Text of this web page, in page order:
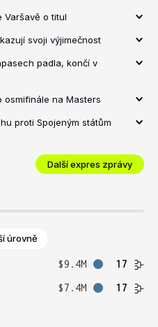
Varšavě o titul
svoji výjimečnost
padla, končí v
osmifinále na Masters
proti Spojeným státům
Další expres zprávy
úrovně
$9.4M
17
$7.4M 17